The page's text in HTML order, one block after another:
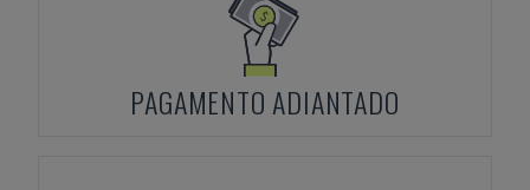
PAGAMENTO ADIANTADO